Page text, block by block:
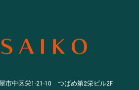
市中区栄1-21-10 つばめ第2栄ビル2F